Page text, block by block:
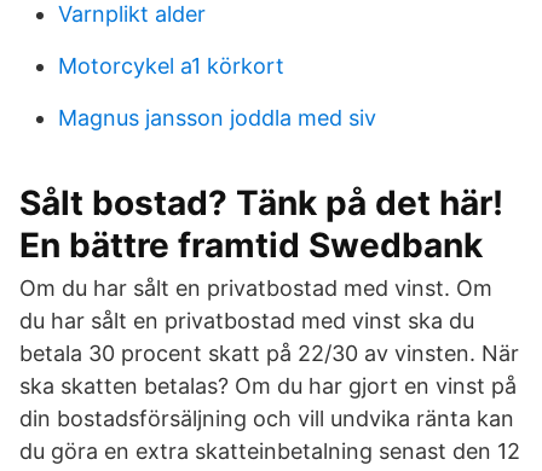
Varnplikt alder
Motorcykel a1 körkort
Magnus jansson joddla med siv
Sålt bostad? Tänk på det här!
En bättre framtid Swedbank
Om du har sålt en privatbostad med vinst. Om
du har sålt en privatbostad med vinst ska du
betala 30 procent skatt på 22/30 av vinsten. När
ska skatten betalas? Om du har gjort en vinst på
din bostadsförsäljning och vill undvika ränta kan
du göra en extra skatteinbetalning senast den 12